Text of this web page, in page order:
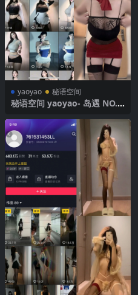
yaoyao 秘语空间
秘语空间 yaoyao- 岛遇 NO.0
整版